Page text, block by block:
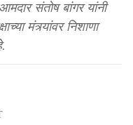
संतोष बांगर यांनी
मंत्र्यांवर निशाणा